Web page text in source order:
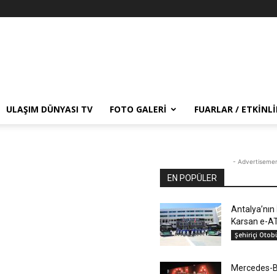
ULAŞIM DÜNYASI TV FOTO GALERI FUARLAR /
-
EN POPÜLER
Karsan e-
Şehiriçi
Mercedes-